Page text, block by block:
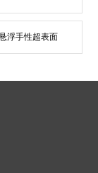
浮手性超表面